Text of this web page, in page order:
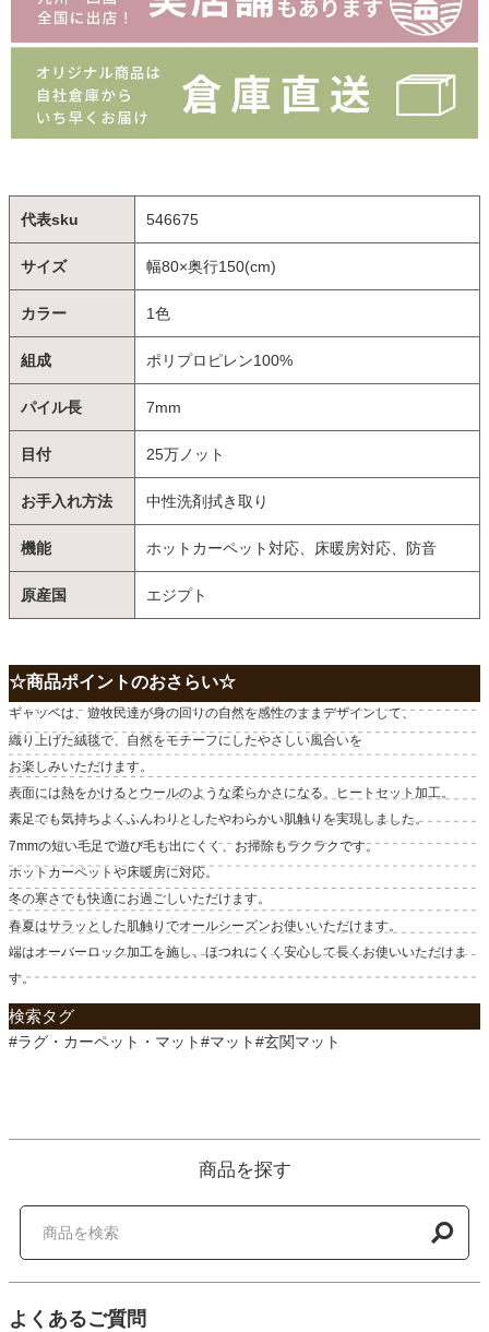
代表sku 546675
サイズ 幅80×奥行150(cm)
カラー 1色
組成 ポリプロピレン100%
パイル長 7mm
目付 25万ノット
お手入れ方法 中性洗剤拭き取り
機能 ホットカーペット対応、床暖房対応、防音
原産国 エジプト
☆商品ポイントのおさらい☆
ギャッベは、遊牧民達が身の回りの自然を感性のままデザインして、
織り上げた絨毯で、自然をモチーフにしたやさしい風合いを
お楽しみいただけます。
表面には熱をかけるとウールのような柔らかさになる、ヒートセット加工。
素足でも気持ちよくふんわりとしたやわらかい肌触りを実現しました。
7mmの短い毛足で遊び毛も出にくく、お掃除もラクラクです。
ホットカーペットや床暖房に対応。
冬の寒さでも快適にお過ごしいただけます。
春夏はサラッとした肌触りでオールシーズンお使いいただけます。
端はオーバーロック加工を施し、ほつれにくく安心して長くお使いいただけま
す。
検索タグ
#ラグ・カーペット・マット#マット#玄関マット
商品を探す
よくあるご質問